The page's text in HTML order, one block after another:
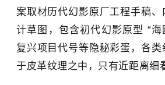
案取材历代幻影原厂工程手稿、
计草图，包含初代幻影原型 “海
复兴项目代号等隐秘彩蛋，各类
于皮革纹理之中，只有近距离细